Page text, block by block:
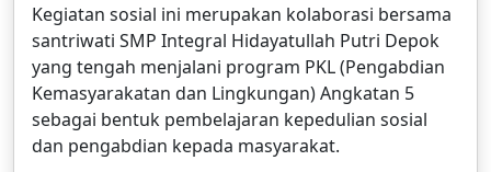
Kegiatan sosial ini merupakan kolaborasi bersama
santriwati SMP Integral Hidayatullah Putri Depok
yang tengah menjalani program PKL (Pengabdian
Kemasyarakatan dan Lingkungan) Angkatan 5
sebagai bentuk pembelajaran kepedulian sosial
dan pengabdian kepada masyarakat.